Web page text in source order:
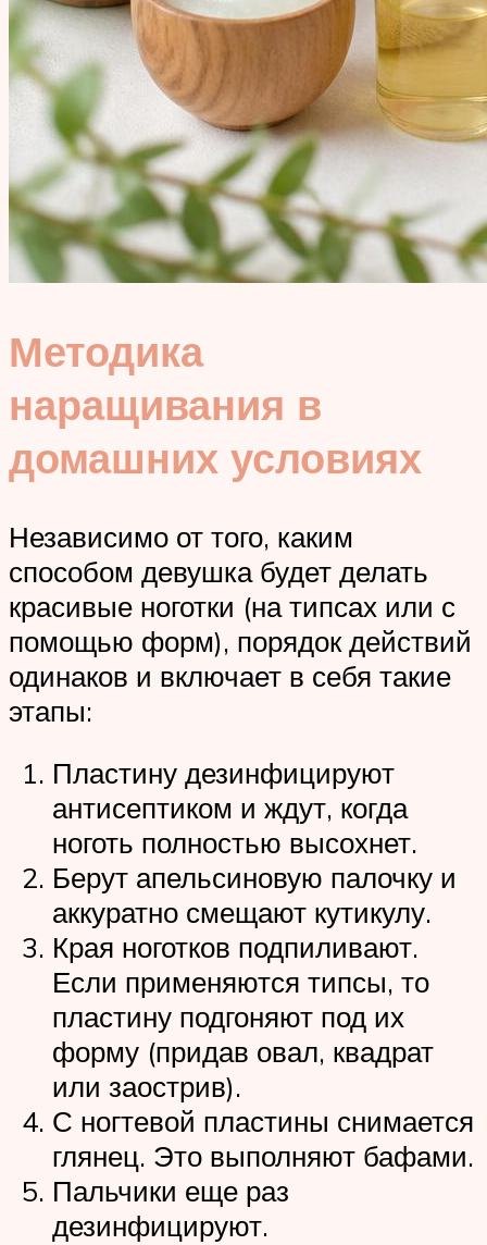
Методика
наращивания в
домашних условиях
Независимо от того, каким
способом девушка будет делать
красивые ноготки (на типсах или с
помощью форм), порядок действий
одинаков и включает в себя такие
этапы:
Пластину дезинфицируют
антисептиком и ждут, когда
ноготь полностью высохнет.
Берут апельсиновую палочку и
аккуратно смещают кутикулу.
Края ноготков подпиливают.
Если применяются типсы, то
пластину подгоняют под их
форму (придав овал, квадрат
или заострив).
С ногтевой пластины снимается
глянец. Это выполняют бафами.
Пальчики еще раз
дезинфицируют.